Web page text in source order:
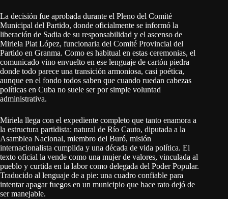
La decisión fue aprobada durante el Pleno del Comité
Municipal del Partido, donde oficialmente se informó la
liberación de Sadia de su responsabilidad y el ascenso de
Miriela Piat López, funcionaria del Comité Provincial del
Partido en Granma. Como es habitual en estas ceremonias, el
comunicado vino envuelto en ese lenguaje de cartón piedra
donde todo parece una transición armoniosa, casi poética,
aunque en el fondo todos saben que cuando ruedan cabezas
políticas en Cuba no suele ser por simple voluntad
administrativa.
Miriela llega con el expediente completo que tanto enamora a
la estructura partidista: natural de Río Cauto, diputada a la
Asamblea Nacional, miembro del Buró, misión
internacionalista cumplida y una década de vida política. El
texto oficial la vende como una mujer de valores, vinculada al
pueblo y curtida en la labor como delegada del Poder Popular.
Traducido al lenguaje de a pie: una cuadro confiable para
intentar apagar fuegos en un municipio que hace rato dejó de
ser manejable.